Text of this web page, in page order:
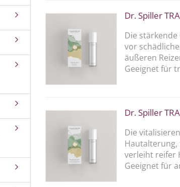
Dr. Spiller
Die
vor
äußeren
Geeignet für
Dr. Spiller
Die
verleiht reifer
Geeignet für